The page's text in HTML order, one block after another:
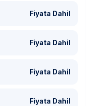
Fiyata Dahil
Fiyata Dahil
Fiyata Dahil
Fiyata Dahil